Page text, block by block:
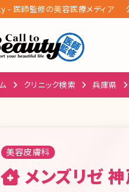
- 医師監修の美容医療メディア
クリニック検索 兵庫県
美容皮膚科
メンズリゼ